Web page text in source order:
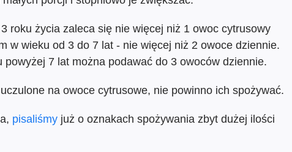
roku życia zaleca się nie więcej niż 1 owoc cytrusowy
w wieku od 3 do 7 lat - nie więcej niż 2 owoce dziennie.
powyżej 7 lat można podawać do 3 owoców dziennie.
na owoce cytrusowe, nie powinno ich spożywać.
pisaliśmy już o oznakach spożywania zbyt dużej ilości